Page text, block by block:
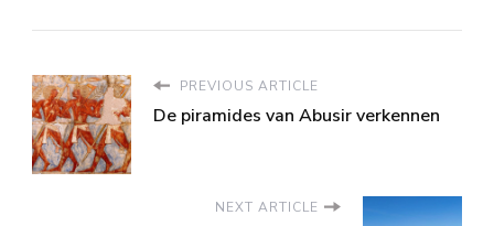
PREVIOUS ARTICLE
De piramides van Abusir verkennen
NEXT ARTICLE